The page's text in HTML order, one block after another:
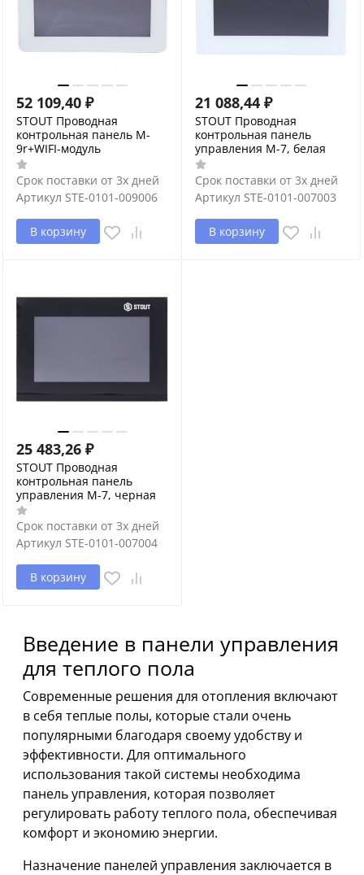
52 109,40 ₽
STOUT Проводная
контрольная панель M-
9r+WIFI-модуль
Срок поставки от 3х дней
Артикул STE-0101-009006
В корзину
21 088,44 ₽
STOUT Проводная
контрольная панель
управления M-7, белая
Срок поставки от 3х дней
Артикул STE-0101-007003
В корзину
25 483,26 ₽
STOUT Проводная
контрольная панель
управления M-7, черная
Срок поставки от 3х дней
Артикул STE-0101-007004
В корзину
Введение в панели управления
для теплого пола
Современные решения для отопления включают
в себя теплые полы, которые стали очень
популярными благодаря своему удобству и
эффективности. Для оптимального
использования такой системы необходима
панель управления, которая позволяет
регулировать работу теплого пола, обеспечивая
комфорт и экономию энергии.
Назначение панелей управления заключается в